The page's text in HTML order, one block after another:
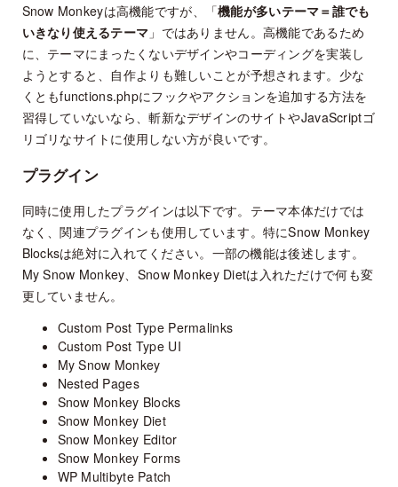
Snow Monkeyは高機能ですが、「機能が多いテーマ＝誰でも
いきなり使えるテーマ 」ではありません。高機能であるため
に、テーマにまったくないデザインやコーディングを実装し
ようとすると、自作よりも難しいことが予想されます。少な
くともfunctions.phpにフックやアクションを追加する方法を
習得していないなら、斬新なデザインのサイトやJavaScriptゴ
リゴリなサイトに使用しない方が良いです。
プラグイン
同時に使用したプラグインは以下です。テーマ本体だけでは
なく、関連プラグインも使用しています。特にSnow Monkey
Blocksは絶対に入れてください。一部の機能は後述します。
My Snow Monkey、Snow Monkey Dietは入れただけで何も変
更していません。
Custom Post Type Permalinks
Custom Post Type UI
My Snow Monkey
Nested Pages
Snow Monkey Blocks
Snow Monkey Diet
Snow Monkey Editor
Snow Monkey Forms
WP Multibyte Patch